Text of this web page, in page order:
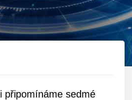
připomínáme sedmé